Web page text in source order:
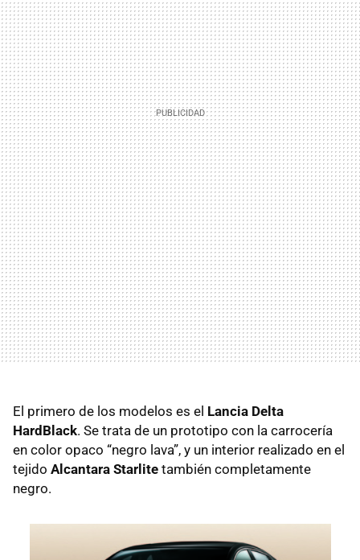
El primero de los modelos es el Lancia Delta
HardBlack. Se trata de un prototipo con la carrocería
en color opaco “negro lava”, y un interior realizado en el
tejido Alcantara Starlite también completamente
negro.